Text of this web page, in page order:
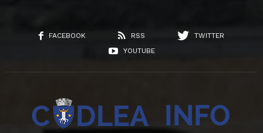
FACEBOOK RSS
TWITTER
YOUTUBE